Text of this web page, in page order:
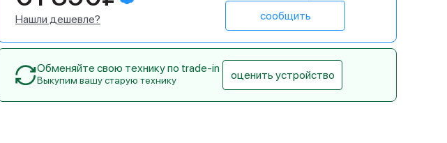
Нашли дешевле?
сообщить
Обменяйте свою технику по trade-in
Выкупим вашу старую технику оценить устройство